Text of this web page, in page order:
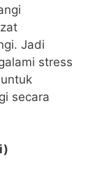
Jadi
stress
secara